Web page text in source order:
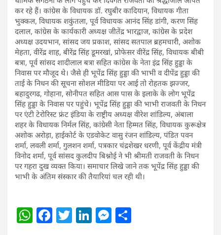
कर रहे हैं। कांग्रेस के विधायक डॉ. रघुबीर कादियान, विधायक गीता
भुक्कल, विधायक शकुंतला, पूर्व विधायक आनंद सिंह डांगी, करण सिंह
दलाल, कांग्रेस के कार्यकारी अध्यक्ष जीतेंद्र भारद्वाज, कांग्रेस के प्रदेश
अध्यक्ष उदयभान, सांसद जय प्रकाश, सांसद सतपाल ब्रहमचारी, अशोक
मेहता, वीरेंद्र शाह, बीरेंद्र सिंह डूमरखां, प्रोफेसर वीरेंद्र सिंह, विधायक बीबी
बत्रा, पूर्व सांसद शादीलाल बत्रा सहित कांग्रेस के नेता इंद्र सिंह हुड्डा के
निवास पर मौजूद थे। जैसे ही भूपेंद्र सिंह हुड्डा की भाभी व दीपेंद्र हुड्डा की
ताई के निधन की सूचना सोशल मीडिया पर आई तो रोहतक झज्जर,
बहादुरगढ, गोहाना, सोनीपत सहित आस पास के इलाके के लोग भूपेंद्र
सिंह हुड्डा के निवास पर पहुंचे। भूपेंद्र सिंह हुड्डा की भाभी राजवती के निधन
पर एंटी टेरोरिस्ट फ्रंट इंडिया के राष्ट्रीय अध्यक्ष वीरेश शांडिल्य, अंबाला
शहर के विधायक निर्मल सिंह, कांग्रेसी नेता हिम्मत सिंह, विधायक कुरूक्षेत्र
अशोक अरोड़ा, हाईकोर्ट के एडवोकेट वासु रंजन शांडिल्य, पंडित पवन
शर्मा, लवली शर्मा, गुलशन शर्मा, पत्रकार चंद्रशेखर धरणी, पूर्व केंद्रीय मंत्री
विनोद शर्मा, पूर्व सांसद कुलदीप बिश्नोई ने भी श्रीमती राजवती के निधन
पर गहरा दुख व्यक्त किया। समाचार लिखे जाने तक भूपेंद्र सिंह हुड्डा की
भाभी के अंतिम संस्कार की तैयारियां चल रही थी।
W F T Li M